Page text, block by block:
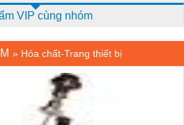
VIP cùng nhóm
» Hóa chất-Trang thiết bị